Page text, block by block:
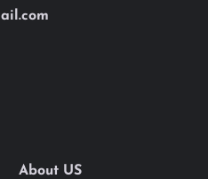
About US